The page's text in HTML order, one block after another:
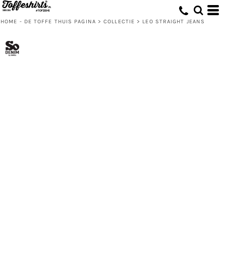
HOME - DE TOFFE THUIS PAGINA > COLLECTIE > LEO STRAIGHT JEANS